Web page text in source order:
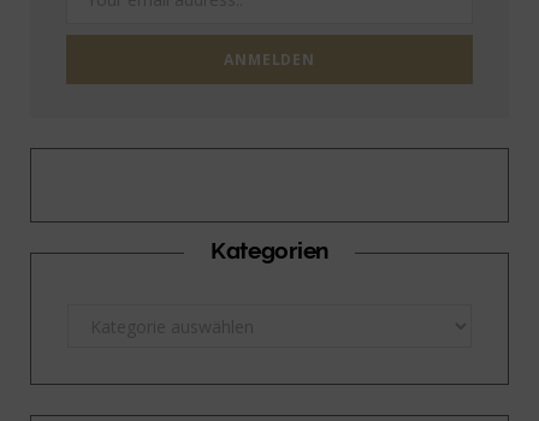
Kategorien